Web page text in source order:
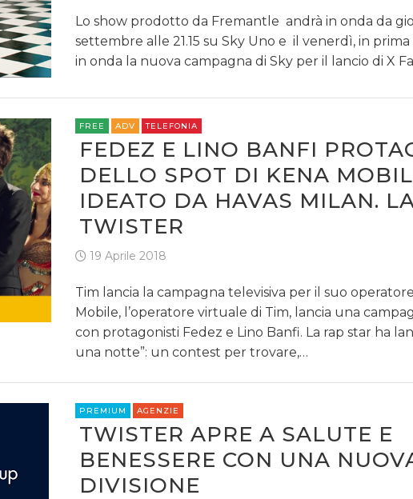
Lo show prodotto da Fremantle andrà in onda da
settembre alle 21.15 su Sky Uno e il venerdì, in prima
in onda la nuova campagna di Sky per il lancio di X
FREE ADV TELEFONIA
FEDEZ E LINO BANFI
DELLO SPOT DI KENA
IDEATO DA HAVAS MILAN.
TWISTER
19 Aprile 2018
Tim lancia la campagna televisiva per il suo
Mobile, l’operatore virtuale di Tim, lancia una
con protagonisti Fedez e Lino Banfi. La rap star ha
una notte”: un contest per trovare,…
PREMIUM AGENZIE
TWISTER APRE A SALUTE E
BENESSERE CON UNA
DIVISIONE